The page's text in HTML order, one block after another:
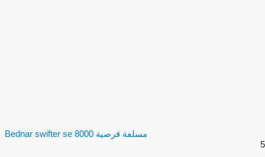
مسلفة قرصية Bednar swifter se 8000
5